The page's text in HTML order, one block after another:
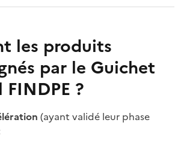
les produits
par le Guichet
?
(ayant validé leur phase